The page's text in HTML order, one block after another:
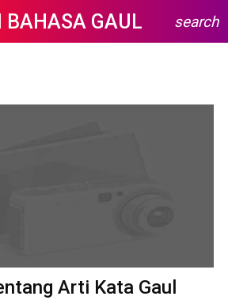
BAHASA GAUL search
Arti Kata Gaul